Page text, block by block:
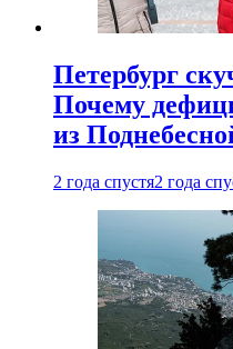
Петербург
Почему
из
2 года спустя2 года